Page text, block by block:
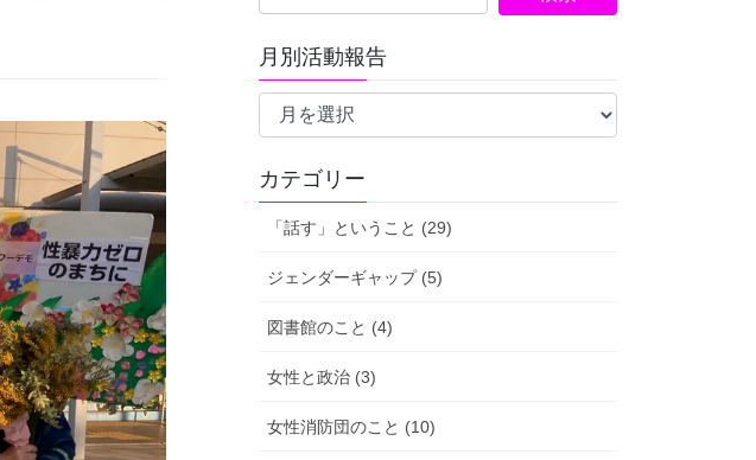
月別活動報告
月
動
報
告
カテゴリー
「話す」ということ (29)
ジェンダーギャップ (5)
図書館のこと (4)
女性と政治 (3)
女性消防団のこと (10)